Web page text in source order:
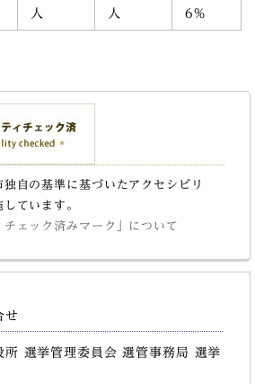
人
人
6%
独自の基準に基づいたアクセシビリ
ています。
チェック済みマーク」について
せ
所 選挙管理委員会 選管事務局 選挙